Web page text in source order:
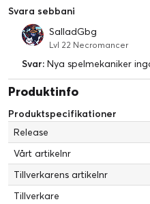
Svara sebbani
SalladGbg
Lvl 22 Necromancer
Svar: Nya spelmekaniker
Produktinfo
Produktspecifikationer
Release
Vårt artikelnr
Tillverkarens artikelnr
Tillverkare